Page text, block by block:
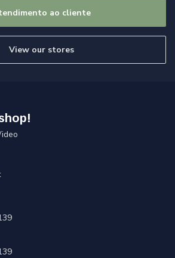
ao cliente
View our stores